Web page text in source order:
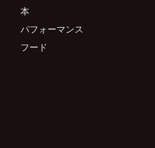
本
パフォーマンス
フード